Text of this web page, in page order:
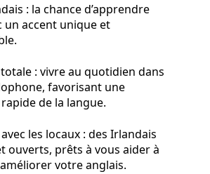
: la chance d’apprendre
un accent unique et
totale : vivre au quotidien dans
favorisant une
de la langue.
les locaux : des Irlandais
ouverts, prêts à vous aider à
votre anglais.